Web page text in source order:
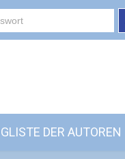
DER AUTOREN